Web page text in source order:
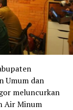
Umum dan
meluncurkan
Air Minum